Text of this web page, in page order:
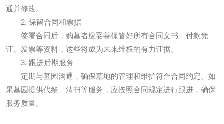
通并修改。
2. 保留合同和票据
签署合同后，购墓者应妥善保管好所有合同文书、付款凭
证、发票等资料，这些将成为未来维权的有力证据。
3. 跟进后期服务
定期与墓园沟通，确保墓地的管理和维护符合合同约定。如
果墓园提供代祭、清扫等服务，应按照合同规定进行跟进，确保
服务质量。